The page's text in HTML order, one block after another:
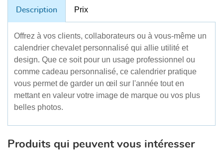
Description Prix
Offrez à vos clients, collaborateurs ou à vous-même un
calendrier chevalet personnalisé qui allie utilité et
design. Que ce soit pour un usage professionnel ou
comme cadeau personnalisé, ce calendrier pratique
vous permet de garder un œil sur l'année tout en
mettant en valeur votre image de marque ou vos plus
belles photos.
Produits qui peuvent vous intéresser